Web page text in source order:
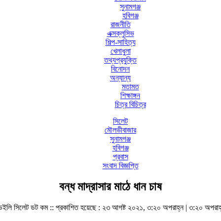
সুনামগঞ্জ
হবিগঞ্জ
রাজনীতি
এক্সক্লুসিভ
শিল্প-সাহিত্য
খেলাধুলা
তথ্যপ্রযুক্তি
বিনোদন
অন্যান্য
মতামত
শিক্ষাঙ্গন
চিত্র বিচিত্র
সিলেট
মৌলভীবাজার
সুনামগঞ্জ
হবিগঞ্জ
প্রবাস
সংবাদ বিজ্ঞপ্তি
বন্ধ মাদ্রাসার মাঠে ধান চাষ
সিলেট ডট কম :: প্রকাশিত হয়েছে : ২৩ আগষ্ট ২০২১, ৩:২০ অপরাহ্ন | ৩:২০